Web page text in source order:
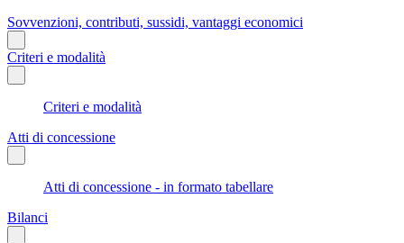
Sovvenzioni, contributi, sussidi, vantaggi economici
Criteri e modalità
Criteri e modalità
Atti di concessione
Atti di concessione - in formato tabellare
Bilanci